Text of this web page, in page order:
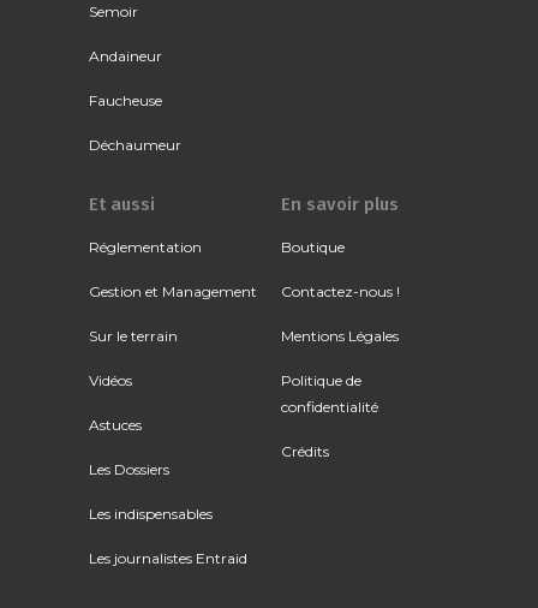
Semoir
Andaineur
Faucheuse
Déchaumeur
Et aussi
Réglementation
Gestion et Management
Sur le terrain
Vidéos
Astuces
Les Dossiers
Les indispensables
Les journalistes Entraid
En savoir plus
Boutique
Contactez-nous !
Mentions Légales
Politique de
confidentialité
Crédits